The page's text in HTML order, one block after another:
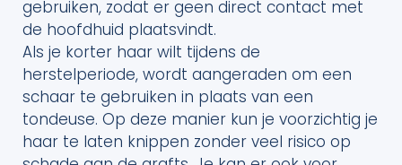
gebruiken, zodat er geen direct contact met
de hoofdhuid plaatsvindt.
Als je korter haar wilt tijdens de
herstelperiode, wordt aangeraden om een
schaar te gebruiken in plaats van een
tondeuse. Op deze manier kun je voorzichtig je
haar te laten knippen zonder veel risico op